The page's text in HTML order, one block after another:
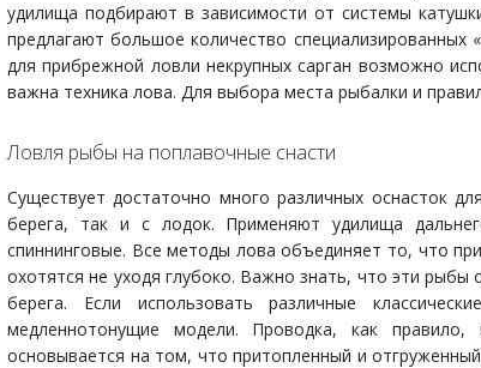
удилища подбирают в зависимости от системы
предлагают большое количество
для прибрежной ловли некрупных сарган возможно
важна техника лова. Для выбора места рыбалки и
Ловля рыбы на поплавочные снасти
Существует достаточно много различных оснасток
берега, так и с лодок. Применяют удилища
спиннинговые. Все методы лова объединяет то, что
охотятся не уходя глубоко. Важно знать, что эти рыбы
берега. Если использовать различные
медленнотонущие модели. Проводка, как правило,
основывается на том, что притопленный и